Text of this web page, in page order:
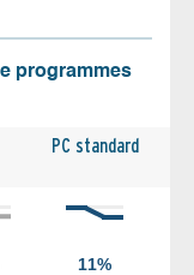
programmes
PC standard